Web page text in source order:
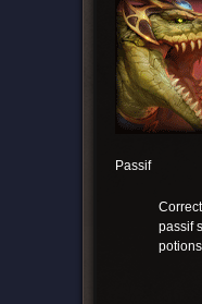
Passif
passif